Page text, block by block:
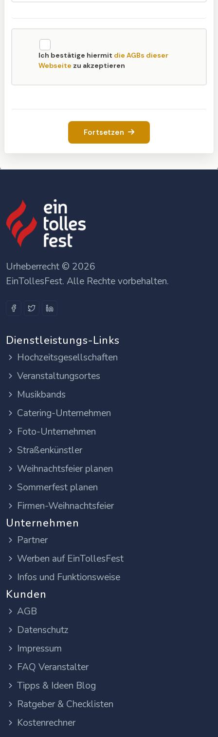
Ich bestätige hiermit die AGBs dieser
Webseite zu akzeptieren
Fortsetzen
Urheberrecht © 2026
EinTollesFest. Alle Rechte vorbehalten.
Dienstleistungs-Links
Hochzeitsgesellschaften
Veranstaltungsortes
Musikbands
Catering-Unternehmen
Foto-Unternehmen
Straßenkünstler
Weihnachtsfeier planen
Sommerfest planen
Firmen-Weihnachtsfeier
Unternehmen
Partner
Werben auf EinTollesFest
Infos und Funktionsweise
Kunden
AGB
Datenschutz
Impressum
FAQ Veranstalter
Tipps & Ideen Blog
Ratgeber & Checklisten
Kostenrechner